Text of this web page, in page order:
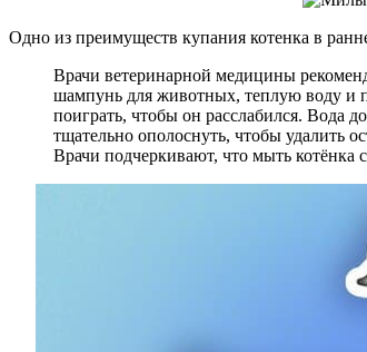
Одно из преимуществ купания котенка в
Врачи ветеринарной медицины
шампунь для животных, теплую воду и
поиграть, чтобы он расслабился. Вода
тщательно ополоснуть, чтобы удалить
Врачи подчеркивают, что мыть котёнка